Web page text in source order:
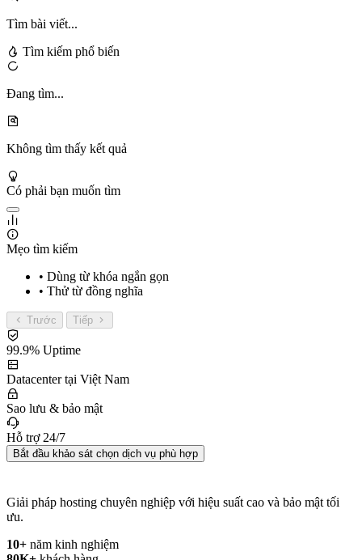
Tìm bài viết...
Tìm kiếm phổ biến
Đang tìm...
Không tìm thấy kết quả
Có phải bạn muốn tìm
Mẹo tìm kiếm
• Dùng từ khóa ngắn gọn
• Thử từ đồng nghĩa
Trước Tiếp
99.9% Uptime
Datacenter tại Việt Nam
Sao lưu & bảo mật
Hỗ trợ 24/7
Bắt đầu khảo sát chọn dịch vụ phù hợp
Giải pháp hosting chuyên nghiệp với hiệu suất cao và bảo mật tối
ưu.
10+ năm kinh nghiệm